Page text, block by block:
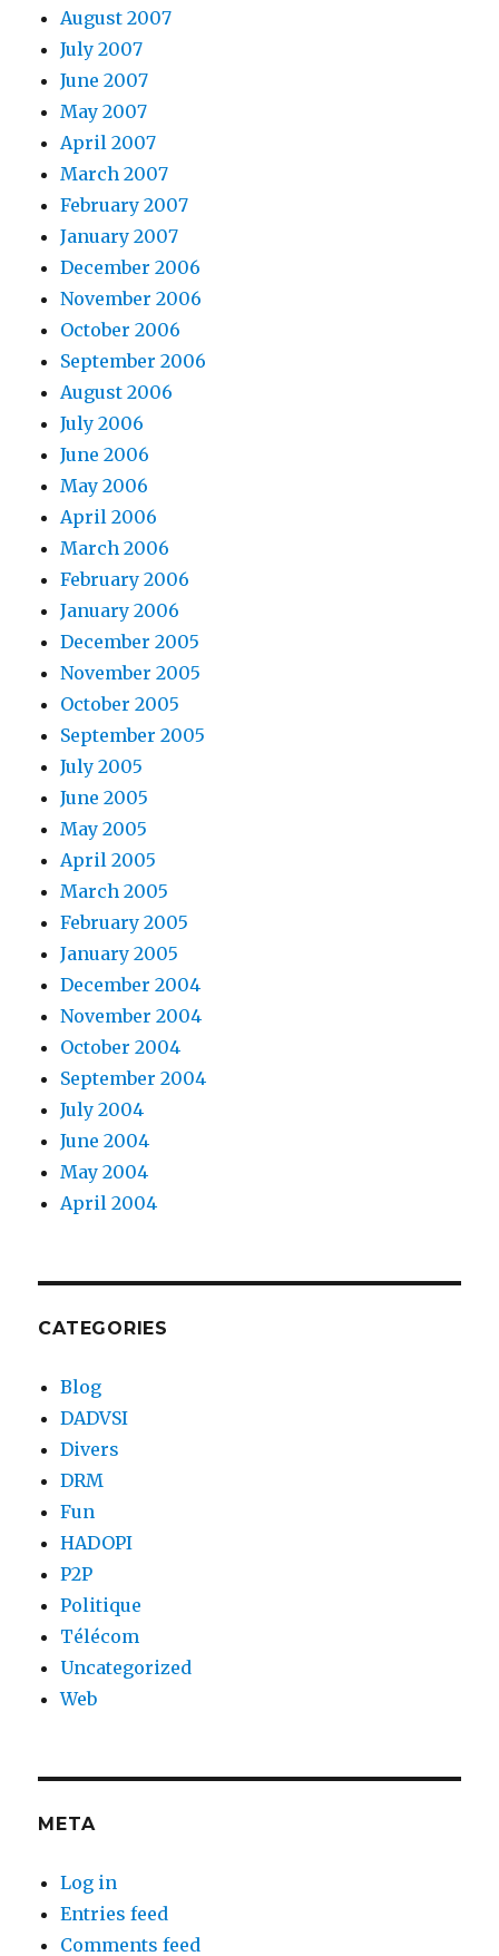
August 2007
July 2007
June 2007
May 2007
April 2007
March 2007
February 2007
January 2007
December 2006
November 2006
October 2006
September 2006
August 2006
July 2006
June 2006
May 2006
April 2006
March 2006
February 2006
January 2006
December 2005
November 2005
October 2005
September 2005
July 2005
June 2005
May 2005
April 2005
March 2005
February 2005
January 2005
December 2004
November 2004
October 2004
September 2004
July 2004
June 2004
May 2004
April 2004
CATEGORIES
Blog
DADVSI
Divers
DRM
Fun
HADOPI
P2P
Politique
Télécom
Uncategorized
Web
META
Log in
Entries feed
Comments feed